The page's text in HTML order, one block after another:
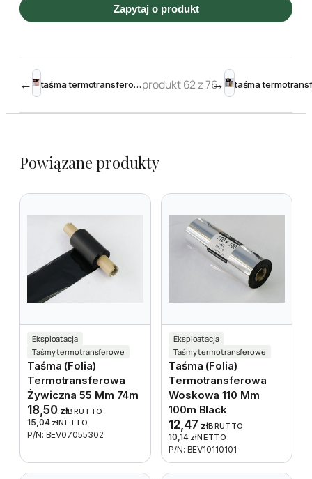
Zapytaj o produkt
← taśma termotransferowa woskowo-żywiczna 95 mm 240m Black – Toshibaprodukt 62 z 76→
Powiązane produkty
Eksploatacja
Taśmy termotransferowe
Taśma (folia)
Termotransferowa
Żywiczna 55 Mm 74m
18,50 złBRUTTO
15,04 złNETTO
P/N: BEV07055302
Eksploatacja
Taśmy termotransferowe
Taśma (folia)
Termotransferowa
Woskowa 110 Mm
100m Black
12,47 złBRUTTO
10,14 złNETTO
P/N: BEV10110101